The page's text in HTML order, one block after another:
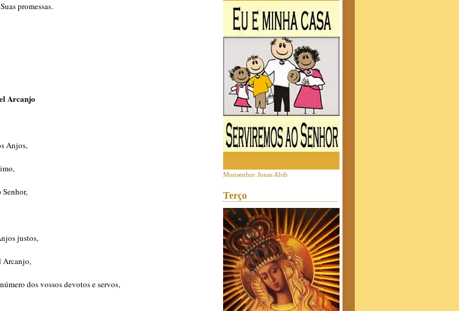
promessas.
Arcanjo
Anjos,
justos,
Arcanjo,
dos vossos devotos e servos,
Monsenhor Jonas Abib
Terço